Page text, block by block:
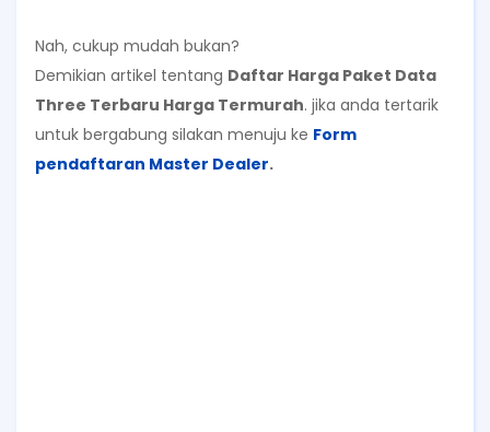
Nah, cukup mudah bukan?
Demikian artikel tentang Daftar Harga Paket Data
Three Terbaru Harga Termurah. jika anda tertarik
untuk bergabung silakan menuju ke Form
pendaftaran Master Dealer.